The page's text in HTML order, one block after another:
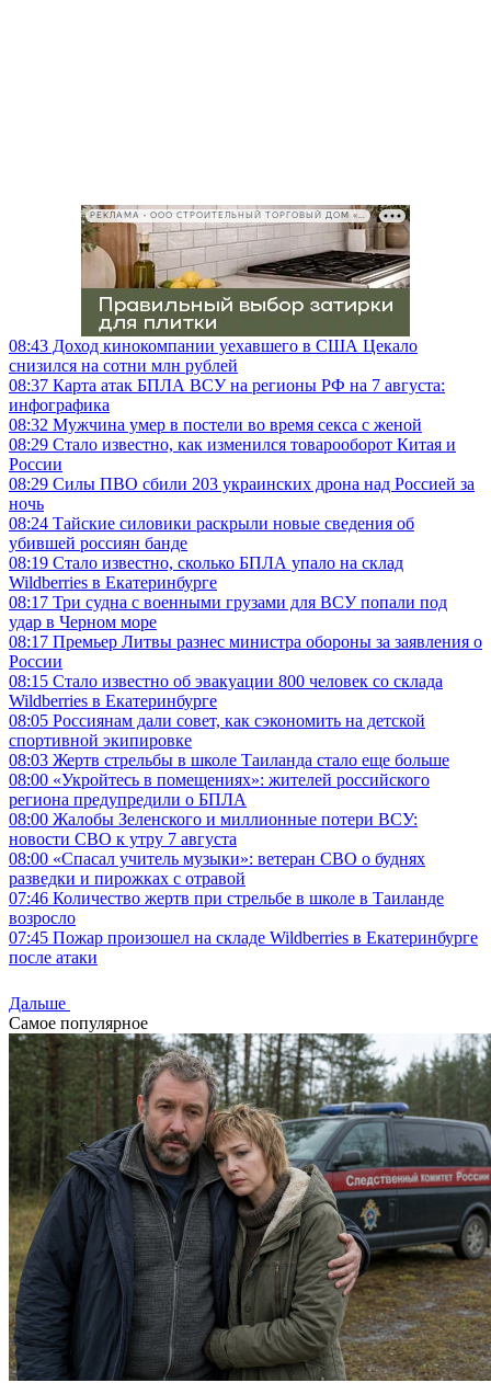
РЕКЛАМА • ООО СТРОИТЕЛЬНЫЙ ТОРГОВЫЙ ДОМ «ПЕТРОВИЧ», ИНН 7802348846
08:43 Доход кинокомпании уехавшего в США Цекало
снизился на сотни млн рублей
08:37 Карта атак БПЛА ВСУ на регионы РФ на 7 августа:
инфографика
08:32 Мужчина умер в постели во время секса с женой
08:29 Стало известно, как изменился товарооборот Китая и
России
08:29 Силы ПВО сбили 203 украинских дрона над Россией за
ночь
08:24 Тайские силовики раскрыли новые сведения об
убившей россиян банде
08:19 Стало известно, сколько БПЛА упало на склад
Wildberries в Екатеринбурге
08:17 Три судна с военными грузами для ВСУ попали под
удар в Черном море
08:17 Премьер Литвы разнес министра обороны за заявления о
России
08:15 Стало известно об эвакуации 800 человек со склада
Wildberries в Екатеринбурге
08:05 Россиянам дали совет, как сэкономить на детской
спортивной экипировке
08:03 Жертв стрельбы в школе Таиланда стало еще больше
08:00 «Укройтесь в помещениях»: жителей российского
региона предупредили о БПЛА
08:00 Жалобы Зеленского и миллионные потери ВСУ:
новости СВО к утру 7 августа
08:00 «Спасал учитель музыки»: ветеран СВО о буднях
разведки и пирожках с отравой
07:46 Количество жертв при стрельбе в школе в Таиланде
возросло
07:45 Пожар произошел на складе Wildberries в Екатеринбурге
после атаки
Дальше
Самое популярное